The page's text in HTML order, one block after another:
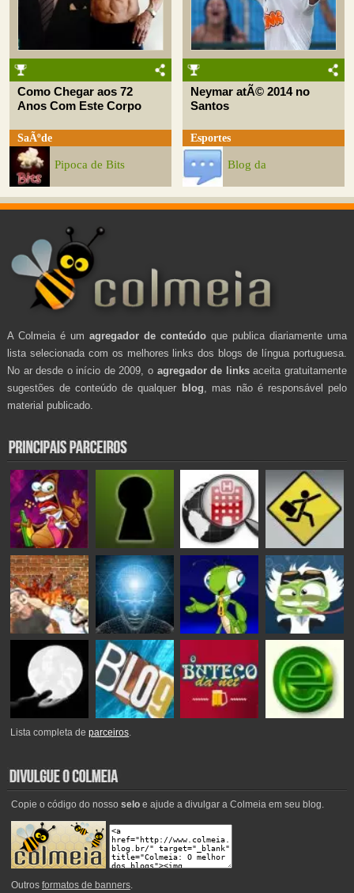
Como Chegar aos 72
Anos Com Este Corpo
SaÃºde
Pipoca de Bits
Neymar atÃ© 2014 no
Santos
Esportes
Blog da
A Colmeia é um agregador de conteúdo que publica diariamente uma
lista selecionada com os melhores links dos blogs de língua portuguesa.
No ar desde o início de 2009, o agregador de linksaceita gratuitamente
sugestões de conteúdo de qualquer blog , mas não é responsável pelo
material publicado.
Lista completa deparceiros.
Copie o código do nosso seloe ajude a divulgar a Colmeia em seu blog.
Outros formatos de banners.